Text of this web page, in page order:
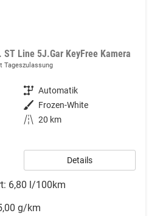
Line 5J.Gar KeyFree Kamera
Tageszulassung
Getriebe Automatik
Außenfarbe Frozen-White
Kilometerstand 20 km
Details
6,80 l/100km
g/km